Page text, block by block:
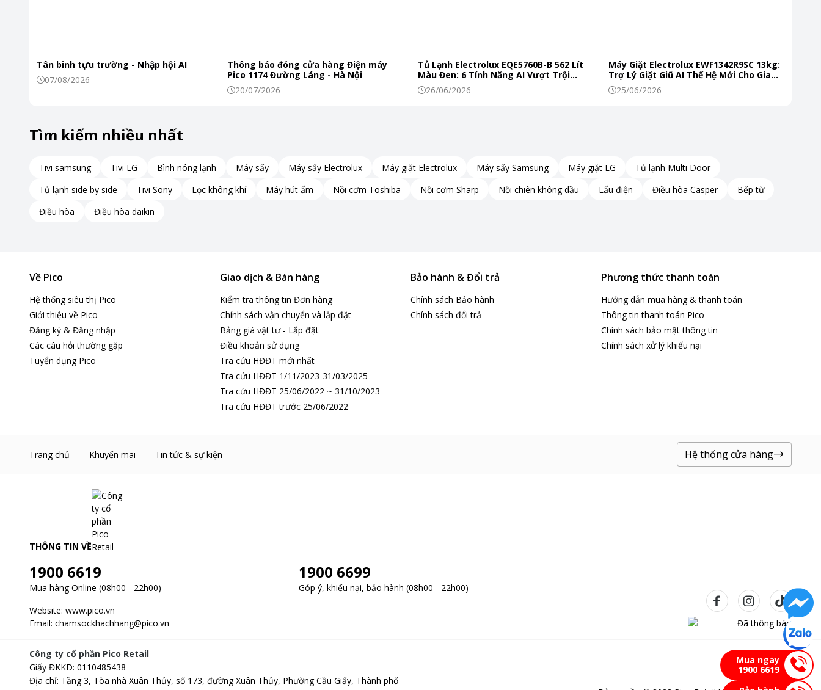
Mua ngay
1900 6619
Tân binh tựu trường - Nhập hội AI
07/08/2026
Thông báo đóng cửa hàng Điện máy
Pico 1174 Đường Láng - Hà Nội
20/07/2026
Tủ Lạnh Electrolux EQE5760B-B 562 Lít
Màu Đen: 6 Tính Năng AI Vượt Trội
Khiến Thực Phẩm Tươi Ngon Mỗi Ngày
26/06/2026
Máy Giặt Electrolux EWF1342R9SC 13kg:
Trợ Lý Giặt Giũ AI Thế Hệ Mới Cho Gia
Đình Hiện Đại
25/06/2026
Tìm kiếm nhiều nhất
Tivi samsung Tivi LG Bình nóng lạnh Máy sấy Máy sấy Electrolux Máy giặt Electrolux Máy sấy Samsung Máy giặt LG
Tủ lạnh Multi Door
Tủ lạnh side by side
Tivi Sony Lọc không khí Máy hút ẩm Nồi cơm Toshiba Nồi cơm Sharp Nồi chiên không dầu Lẩu điện Điều hòa Casper
Bếp từ
Điều hòa
Điều hòa daikin
Về Pico
Hệ thống siêu thị Pico
Giới thiệu về Pico
Đăng ký & Đăng nhập
Các câu hỏi thường gặp
Tuyển dụng Pico
Giao dịch & Bán hàng
Kiểm tra thông tin Đơn hàng
Chính sách vận chuyển và lắp đặt
Bảng giá vật tư - Lắp đặt
Điều khoản sử dụng
Tra cứu HĐĐT mới nhất
Tra cứu HĐĐT 1/11/2023-31/03/2025
Tra cứu HĐĐT 25/06/2022 ~ 31/10/2023
Tra cứu HĐĐT trước 25/06/2022
Bảo hành & Đổi trả
Chính sách Bảo hành
Chính sách đổi trả
Phương thức thanh toán
Hướng dẫn mua hàng & thanh toán
Thông tin thanh toán Pico
Chính sách bảo mật thông tin
Chính sách xử lý khiếu nại
Trang chủ Khuyến mãi Tin tức & sự kiện Hệ thống cửa hàng
THÔNG TIN VỀ
1900 6619
Mua hàng Online (08h00 - 22h00)
1900 6699
Góp ý, khiếu nại, bảo hành (08h00 - 22h00)
Website: www.pico.vn
Email: chamsockhachhang@pico.vn
Công ty cổ phần Pico Retail
Giấy ĐKKD: 0110485438
Địa chỉ: Tầng 3, Tòa nhà Xuân Thủy, số 173, đường Xuân Thủy, Phường Cầu Giấy, Thành phố